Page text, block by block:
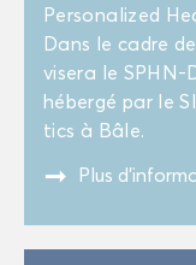
Per­so­na­li­zed
Dans le cadre
vi­se­ra le
hé­ber­gé par le
tics à Bâle.
" Plus